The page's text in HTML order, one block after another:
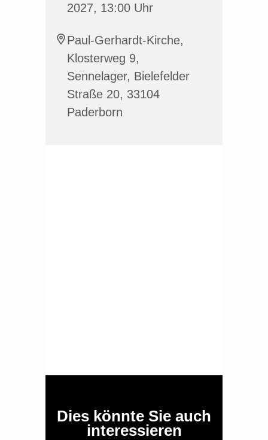
2027, 13:00 Uhr
Paul-Gerhardt-Kirche,
Klosterweg 9,
Sennelager, Bielefelder
Straße 20, 33104
Paderborn
Dies könnte Sie auch
interessieren